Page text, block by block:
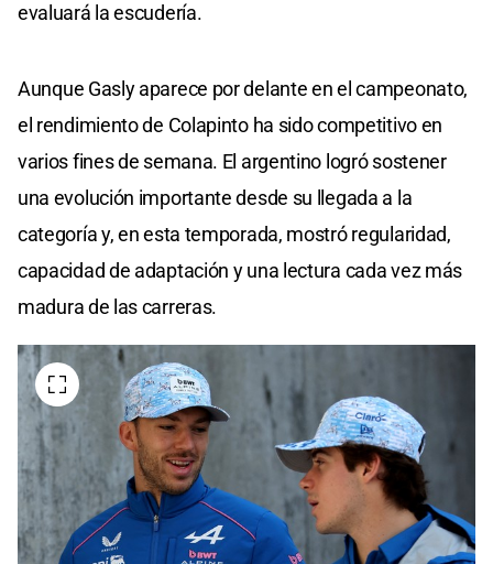
evaluará la escudería.
Aunque Gasly aparece por delante en el campeonato,
el rendimiento de Colapinto ha sido competitivo en
varios fines de semana. El argentino logró sostener
una evolución importante desde su llegada a la
categoría y, en esta temporada, mostró regularidad,
capacidad de adaptación y una lectura cada vez más
madura de las carreras.